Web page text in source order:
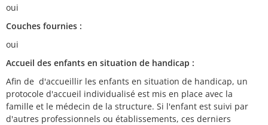
oui
Couches fournies :
oui
Accueil des enfants en situation de handicap :
Afin de d'accueillir les enfants en situation de handicap, un
protocole d'accueil individualisé est mis en place avec la
famille et le médecin de la structure. Si l'enfant est suivi par
d'autres professionnels ou établissements, ces derniers